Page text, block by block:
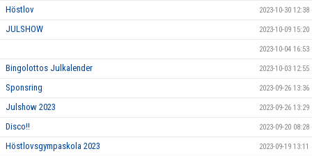
Höstlov 2023-10-30 12:38
JULSHOW 2023-10-09 15:20
2023-10-04 16:53
Bingolottos Julkalender 2023-10-03 12:55
Sponsring 2023-09-26 13:36
Julshow 2023 2023-09-26 13:29
Disco!! 2023-09-20 08:28
Höstlovsgympaskola 2023 2023-09-19 13:11